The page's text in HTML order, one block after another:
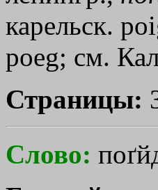
карельск.
роеg; см.
Страницы:
Слово: